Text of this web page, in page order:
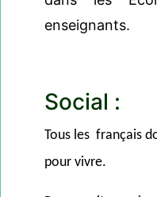
enseignants.
Social :
Tous les français
pour vivre.